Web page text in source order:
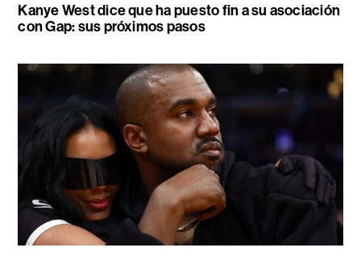
Kanye West dice que ha puesto fin a su asociación
con Gap: sus próximos pasos